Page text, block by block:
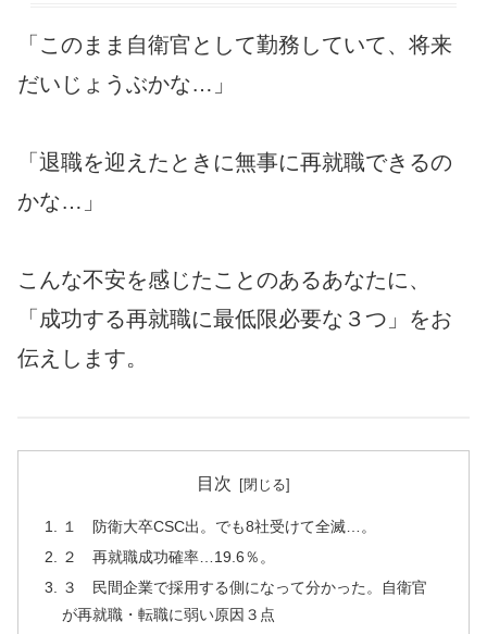
「このまま自衛官として勤務していて、将来
だいじょうぶかな…」
「退職を迎えたときに無事に再就職できるの
かな…」
こんな不安を感じたことのあるあなたに、
「成功する再就職に最低限必要な３つ」をお
伝えします。
目次
１ 防衛大卒CSC出。でも8社受けて全滅…。
２ 再就職成功確率…19.6％。
３ 民間企業で採用する側になって分かった。自衛官
が再就職・転職に弱い原因３点